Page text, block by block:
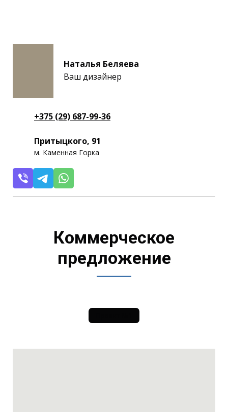
Наталья Беляева
Ваш дизайнер
+375 (29) 687-99-36
Притыцкого, 91
м. Каменная Горка
Коммерческое
предложение